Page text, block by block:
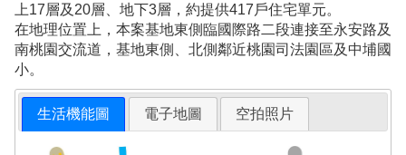
上17層及20層、地下3層，約提供417戶住宅單元。
在地理位置上，本案基地東側臨國際路二段連接至永安路及
南桃園交流道，基地東側、北側鄰近桃園司法園區及中埔國
小。
生活機能圖 電子地圖 空拍照片